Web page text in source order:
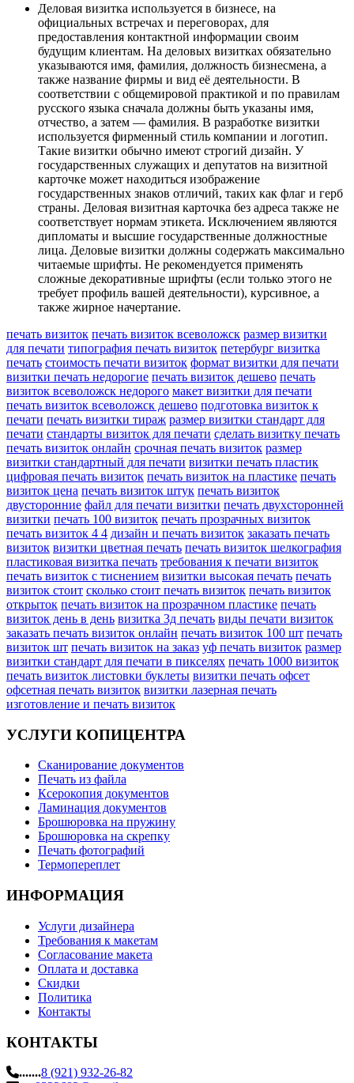
Деловая визитка используется в бизнесе, на
официальных встречах и переговорах, для
предоставления контактной информации своим
будущим клиентам. На деловых визитках обязательно
указываются имя, фамилия, должность бизнесмена, а
также название фирмы и вид её деятельности. В
соответствии с общемировой практикой и по правилам
русского языка сначала должны быть указаны имя,
отчество, а затем — фамилия. В разработке визитки
используется фирменный стиль компании и логотип.
Такие визитки обычно имеют строгий дизайн. У
государственных служащих и депутатов на визитной
карточке может находиться изображение
государственных знаков отличий, таких как флаг и герб
страны. Деловая визитная карточка без адреса также не
соответствует нормам этикета. Исключением являются
дипломаты и высшие государственные должностные
лица. Деловые визитки должны содержать максимально
читаемые шрифты. Не рекомендуется применять
сложные декоративные шрифты (если только этого не
требует профиль вашей деятельности), курсивное, а
также жирное начертание.
печать визиток печать визиток всеволожск размер визитки
для печати типография печать визиток петербург визитка
печать стоимость печати визиток формат визитки для печати
визитки печать недорогие печать визиток дешево печать
визиток всеволожск недорого макет визитки для печати
печать визиток всеволожск дешево подготовка визиток к
печати печать визитки тираж размер визитки стандарт для
печати стандарты визиток для печати сделать визитку печать
печать визиток онлайн срочная печать визиток размер
визитки стандартный для печати визитки печать пластик
цифровая печать визиток печать визиток на пластике печать
визиток цена печать визиток штук печать визиток
двусторонние файл для печати визитки печать двухсторонней
визитки печать 100 визиток печать прозрачных визиток
печать визиток 4 4 дизайн и печать визиток заказать печать
визиток визитки цветная печать печать визиток шелкография
пластиковая визитка печать требования к печати визиток
печать визиток с тиснением визитки высокая печать печать
визиток стоит сколько стоит печать визиток печать визиток
открыток печать визиток на прозрачном пластике печать
визиток день в день визитка 3д печать виды печати визиток
заказать печать визиток онлайн печать визиток 100 шт печать
визиток шт печать визиток на заказ уф печать визиток размер
визитки стандарт для печати в пикселях печать 1000 визиток
печать визиток листовки буклеты визитки печать офсет
офсетная печать визиток визитки лазерная печать
изготовление и печать визиток
УСЛУГИ КОПИЦЕНТРА
Сканирование документов
Печать из файла
Ксерокопия документов
Ламинация документов
Брошюровка на пружину
Брошюровка на скрепку
Печать фотографий
Термопереплет
ИНФОРМАЦИЯ
Услуги дизайнера
Требования к макетам
Согласование макета
Оплата и доставка
Скидки
Политика
Контакты
КОНТАКТЫ
.......8 (921) 932-26-82